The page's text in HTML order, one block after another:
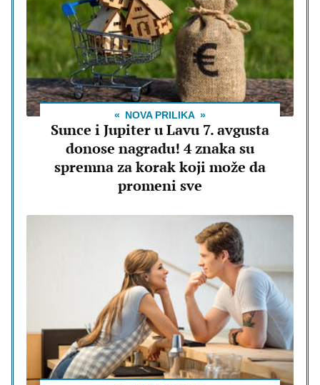
NOVA PRILIKA
Sunce i Jupiter u Lavu 7. avgusta
donose nagradu! 4 znaka su
spremna za korak koji može da
promeni sve